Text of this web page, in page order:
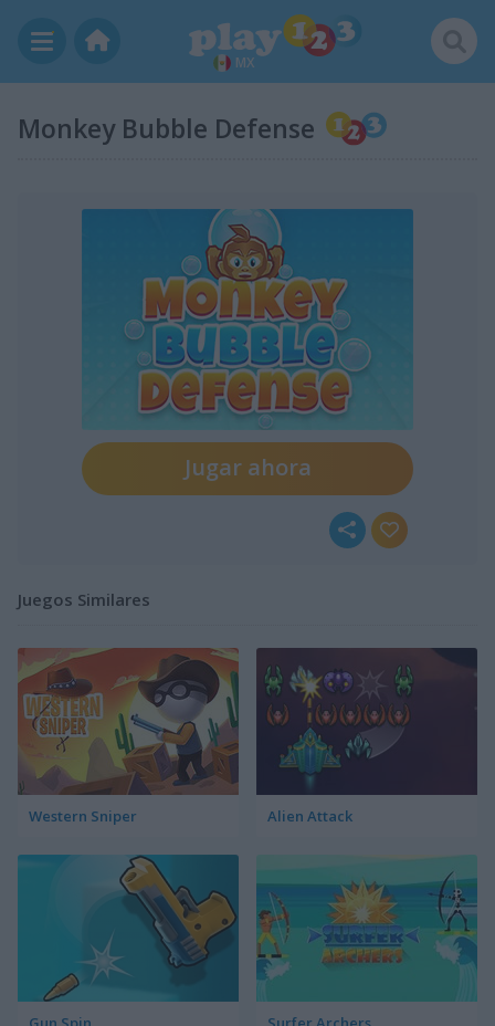
MX
Monkey Bubble Defense
Jugar ahora
Juegos Similares
Western Sniper Alien Attack